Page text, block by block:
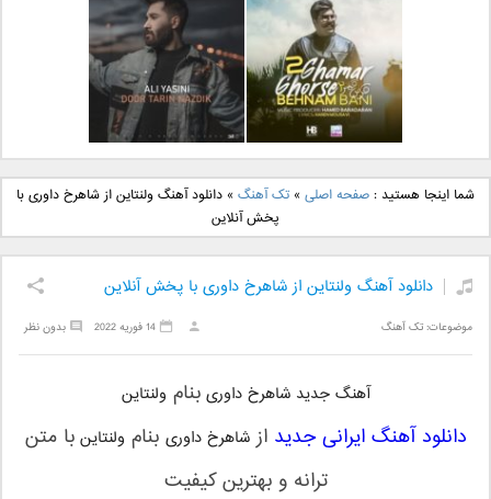
دانلود آهنگ جدید مهدی
یراحی بنام اسرار
دانلود آهنگ جدید فرزاد
فرزین بنام آتیش
دانلود آهنگ جدید بهنام
بانی بنام قرص قمر 2
دانلود آهنگ جدید علی
یاسینی بنام دورترین نزدیک
شما اینجا هستید :صفحه اصلی »تک آهنگ »دانلود آهنگ ولنتاین از شاهرخ داوری با
پخش آنلاین
دانلود آهنگ ولنتاین از شاهرخ داوری با پخش آنلاین
موضوعات:تک آهنگ بدون نظر 14 فوریه 2022
آهنگ جدید شاهرخ داوریبنام ولنتاین
دانلود آهنگ ایرانی جدید ازشاهرخ داوری بنام ولنتاینبا متن
ترانه و بهترین کیفیت